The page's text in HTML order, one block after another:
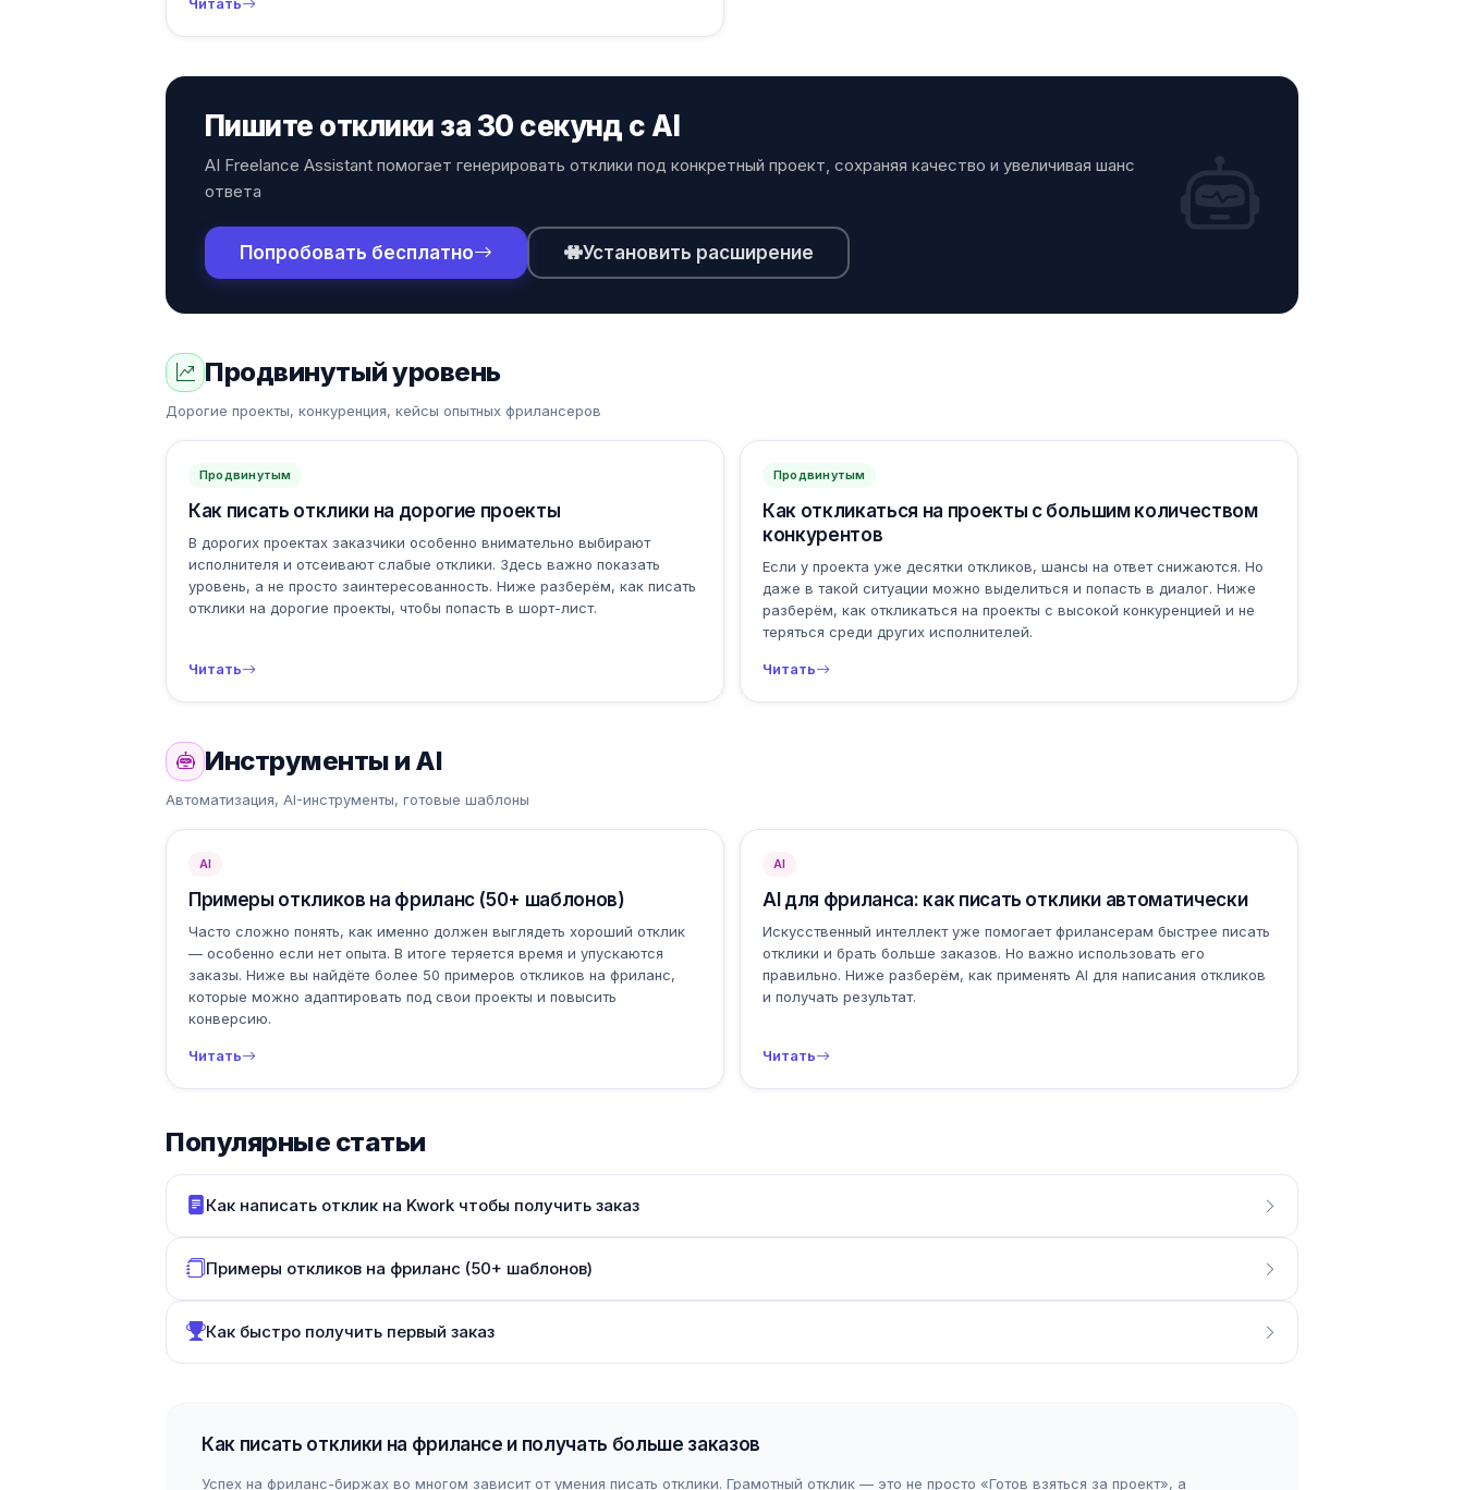
Пишите отклики за 30 секунд с AI
AI Freelance Assistant помогает генерировать отклики под конкретный проект, сохраняя качество и увеличивая шанс
ответа
Попробовать бесплатно Установить расширение
Продвинутый уровень
Дорогие проекты, конкуренция, кейсы опытных фрилансеров
Продвинутым
Как писать отклики на дорогие проекты
В дорогих проектах заказчики особенно внимательно выбирают
исполнителя и отсеивают слабые отклики. Здесь важно показать
уровень, а не просто заинтересованность. Ниже разберём, как писать
отклики на дорогие проекты, чтобы попасть в шорт-лист.
Читать
Продвинутым
Как откликаться на проекты с большим количеством
конкурентов
Если у проекта уже десятки откликов, шансы на ответ снижаются. Но
даже в такой ситуации можно выделиться и попасть в диалог. Ниже
разберём, как откликаться на проекты с высокой конкуренцией и не
теряться среди других исполнителей.
Читать
Инструменты и AI
Автоматизация, AI-инструменты, готовые шаблоны
AI
Примеры откликов на фриланс (50+ шаблонов)
Часто сложно понять, как именно должен выглядеть хороший отклик
— особенно если нет опыта. В итоге теряется время и упускаются
заказы. Ниже вы найдёте более 50 примеров откликов на фриланс,
которые можно адаптировать под свои проекты и повысить
конверсию.
Читать
AI
AI для фриланса: как писать отклики автоматически
Искусственный интеллект уже помогает фрилансерам быстрее писать
отклики и брать больше заказов. Но важно использовать его
правильно. Ниже разберём, как применять AI для написания откликов
и получать результат.
Читать
Популярные статьи
Как написать отклик на Kwork чтобы получить заказ
Примеры откликов на фриланс (50+ шаблонов)
Как быстро получить первый заказ
Как писать отклики на фрилансе и получать больше заказов
Успех на фриланс-биржах во многом зависит от умения писать отклики. Грамотный отклик — это не просто «Готов взяться за проект», а